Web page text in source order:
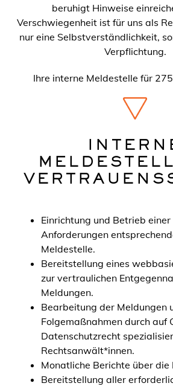
beruhigt Hinweise
Verschwiegenheit ist für uns als
nur eine Selbstverständlichkeit,
Verpflichtung.
Ihre interne Meldestelle für
Einrichtung und Betrieb
Anforderungen
Meldestelle.
Bereitstellung eines
zur vertraulichen
Meldungen.
Bearbeitung der Meldungen
Folgemaßnahmen durch auf
Datenschutzrecht
Rechtsanwält*innen.
Monatliche Berichte über
Bereitstellung aller